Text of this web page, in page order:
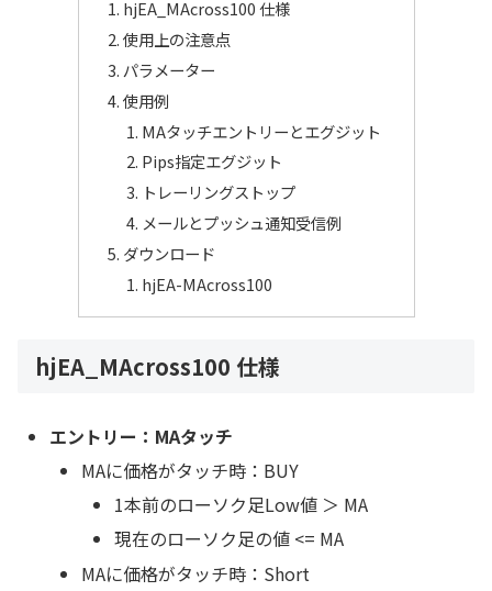
hjEA_MAcross100 仕様
使用上の注意点
パラメーター
使用例
MAタッチエントリーとエグジット
Pips指定エグジット
トレーリングストップ
メールとプッシュ通知受信例
ダウンロード
hjEA-MAcross100
hjEA_MAcross100 仕様
エントリー：MAタッチ
MAに価格がタッチ時：BUY
1本前のローソク足Low値 ＞ MA
現在のローソク足の値 <= MA
MAに価格がタッチ時：Short